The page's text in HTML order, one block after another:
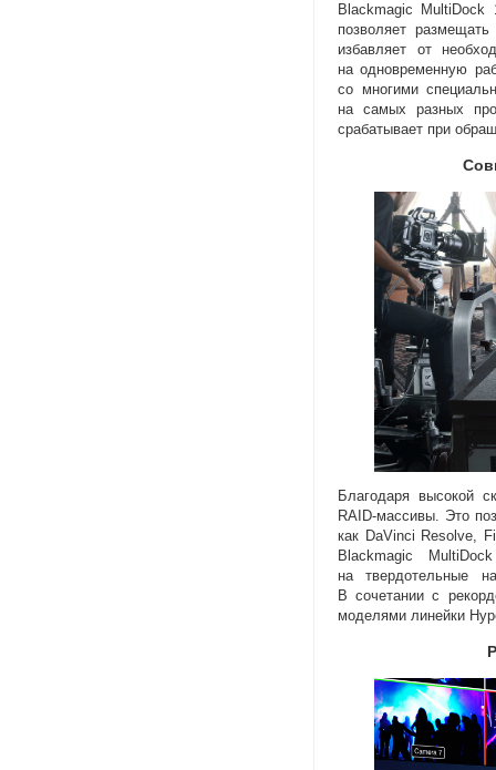
Blackmagic MultiDock
позволяет
избавляет от
на одновременную
со многими
на самых разных
срабатывает при
Благодаря высокой
RAID-массивы . Это
как DaVinci Resolve
Blackmagic
на твердотельные
В сочетании с
моделями линейки